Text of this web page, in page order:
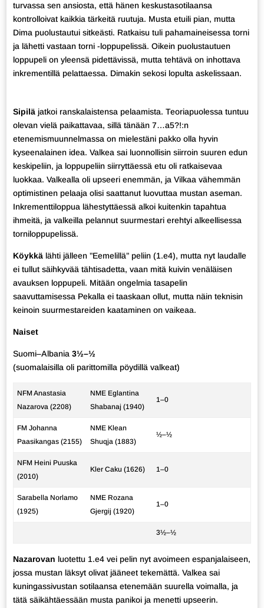
turvassa sen ansiosta, että hänen keskustasotilaansa
kontrolloivat kaikkia tärkeitä ruutuja. Musta etuili pian, mutta
Dima puolustautui sitkeästi. Ratkaisu tuli pahamaineisessa torni
ja lähetti vastaan torni -loppupelissä. Oikein puolustautuen
loppupeli on yleensä pidettävissä, mutta tehtävä on inhottava
inkrementillä pelattaessa. Dimakin sekosi lopulta askelissaan.
Sipilä jatkoi ranskalaistensa pelaamista. Teoriapuolessa tuntuu
olevan vielä paikattavaa, sillä tänään 7…a5?!:n
etenemismuunnelmassa on mielestäni pakko olla hyvin
kyseenalainen idea. Valkea sai luonnollisin siirroin suuren edun
keskipeliin, ja loppupeliin siirryttäessä etu oli ratkaisevaa
luokkaa. Valkealla oli upseeri enemmän, ja Vilkaa vähemmän
optimistinen pelaaja olisi saattanut luovuttaa mustan aseman.
Inkrementtiloppua lähestyttäessä alkoi kuitenkin tapahtua
ihmeitä, ja valkeilla pelannut suurmestari erehtyi alkeellisessa
torniloppupelissä.
Köykkä lähti jälleen ”Eemelillä” peliin (1.e4), mutta nyt laudalle
ei tullut säihkyvää tähtisadetta, vaan mitä kuivin venäläisen
avauksen loppupeli. Mitään ongelmia tasapelin
saavuttamisessa Pekalla ei taaskaan ollut, mutta näin teknisin
keinoin suurmestareiden kaataminen on vaikeaa.
Naiset
Suomi–Albania 3½–½
(suomalaisilla oli parittomilla pöydillä valkeat)
NFM Anastasia
Nazarova (2208)
NME Eglantina
Shabanaj (1940)
1–0
FM Johanna
Paasikangas (2155)
NME Klean
Shuqja (1883)
½–½
NFM Heini Puuska
(2010)
Kler Caku (1626) 1–0
Sarabella Norlamo
(1925)
NME Rozana
Gjergij (1920)
1–0
3½–½
Nazarovan luotettu 1.e4 vei pelin nyt avoimeen espanjalaiseen,
jossa mustan läksyt olivat jääneet tekemättä. Valkea sai
kuningassivustan sotilaansa etenemään suurella voimalla, ja
tätä säikähtäessään musta panikoi ja menetti upseerin.